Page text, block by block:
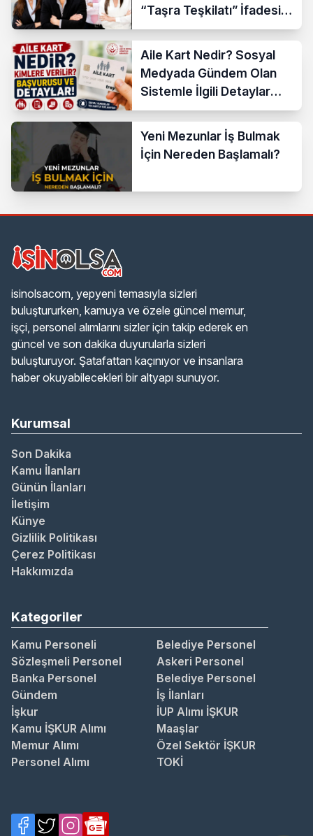
“Taşra Teşkilatı” İfadesi
Açıklandı
Aile Kart Nedir? Sosyal
Medyada Gündem Olan
Sistemle İlgili Detaylar
Araştırılıyor
Yeni Mezunlar İş Bulmak
İçin Nereden Başlamalı?
isinolsacom, yepyeni temasıyla sizleri
buluştururken, kamuya ve özele güncel memur,
işçi, personel alımlarını sizler için takip ederek en
güncel ve son dakika duyurularla sizleri
buluşturuyor. Şatafattan kaçınıyor ve insanlara
haber okuyabilecekleri bir altyapı sunuyor.
Kurumsal
Son Dakika
Kamu İlanları
Günün İlanları
İletişim
Künye
Gizlilik Politikası
Çerez Politikası
Hakkımızda
Kategoriler
Kamu Personeli
Belediye Personel
Sözleşmeli Personel
Askeri Personel
Banka Personel
Belediye Personel
Gündem
İş İlanları
İşkur
İUP Alımı İŞKUR
Kamu İŞKUR Alımı
Maaşlar
Memur Alımı
Özel Sektör İŞKUR
Personel Alımı
TOKİ